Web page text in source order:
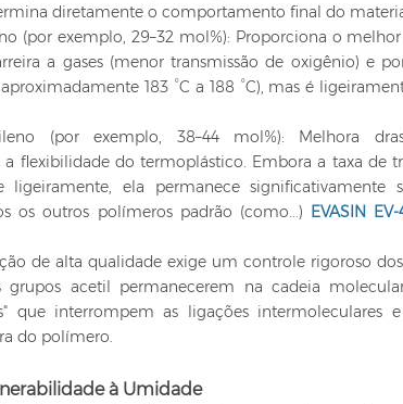
diretamente o comportamento final do
(por exemplo, 29–32 mol%): Proporciona o
a gases (menor transmissão de oxigênio) e
183 °C a 188 °C), mas é
(por exemplo, 38–44 mol%): Melhora
a flexibilidade do termoplástico. Embora a taxa de
ligeiramente, ela permanece significativamente
os outros polímeros padrão (como...) EVASIN
de alta qualidade exige um controle rigoroso
grupos acetil permanecerem na cadeia
que interrompem as ligações intermoleculares
do polímero.
à Umidade